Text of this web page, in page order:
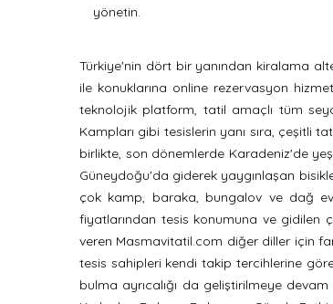
yönetin.
Türkiye'nin dört bir yanından kiralama
ile konuklarına online rezervasyon
teknolojik platform, tatil amaçlı tüm
Kampları gibi tesislerin yanı sıra, çeşitli
birlikte, son dönemlerde Karadeniz'de
Güneydoğu'da giderek yaygınlaşan
çok kamp, baraka, bungalov ve dağ
fiyatlarından tesis konumuna ve gidilen
veren Masmavitatil.com diğer diller için
tesis sahipleri kendi takip tercihlerine
bulma ayrıcalığı da geliştirilmeye